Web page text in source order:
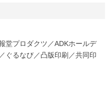
堂プロダクツ／ADKホールデ
ぐるなび／凸版印刷／共同印